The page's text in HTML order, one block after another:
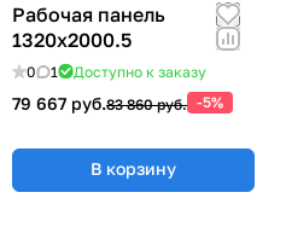
Рабочая панель
1320х2000.5
0 1 Доступно к заказу
79 667 руб.83 860 руб. -5%
В корзину